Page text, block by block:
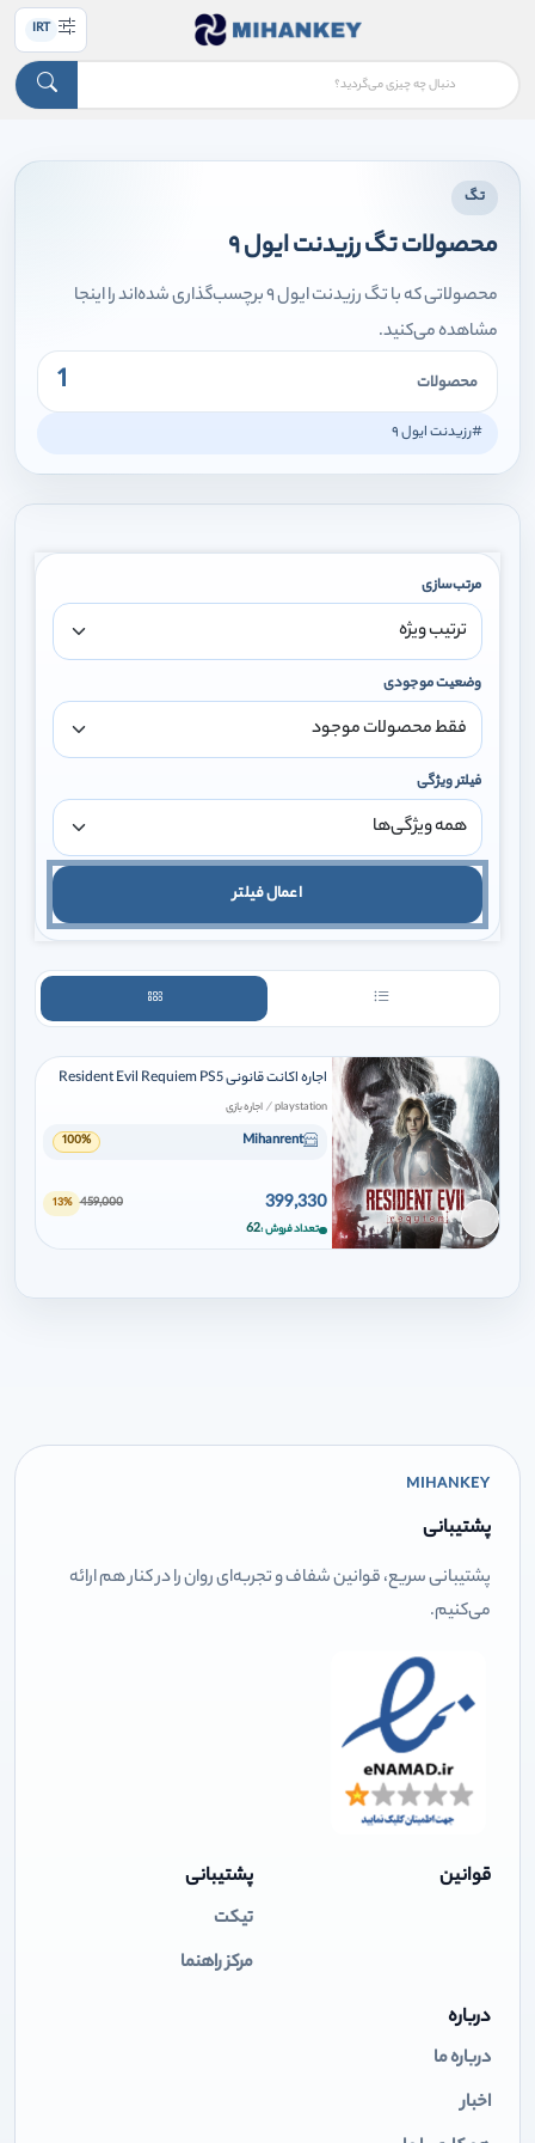
IRT
تگ
محصولات تگ رزیدنت ایول ۹
محصولاتی که با تگ رزیدنت ایول ۹ برچسب‌گذاری شده‌اند را اینجا
مشاهده می‌کنید.
محصولات 1
#رزیدنت ایول ۹
مرتب‌سازی
وضعیت موجودی
فیلتر ویژگی
اعمال فیلتر
برای افزودن وارد شوید
اجاره اکانت قانونی Resident Evil Requiem PS5
playstation
/ اجاره بازی
Mihanrent
100%
399,330
459,000
13%
تعداد فروش 62
MIHANKEY
پشتیبانی
پشتیبانی سریع، قوانین شفاف و تجربه‌ای روان را در کنار هم ارائه
می‌کنیم.
قوانین پشتیبانی
تیکت
مرکز راهنما
درباره
درباره ما
اخبار